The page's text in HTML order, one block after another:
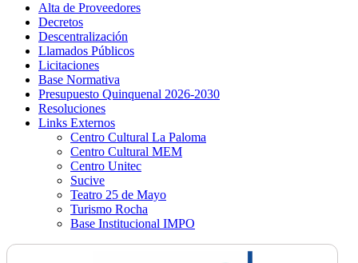
Alta de Proveedores
Decretos
Descentralización
Llamados Públicos
Licitaciones
Base Normativa
Presupuesto Quinquenal 2026-2030
Resoluciones
Links Externos
Centro Cultural La Paloma
Centro Cultural MEM
Centro Unitec
Sucive
Teatro 25 de Mayo
Turismo Rocha
Base Institucional IMPO